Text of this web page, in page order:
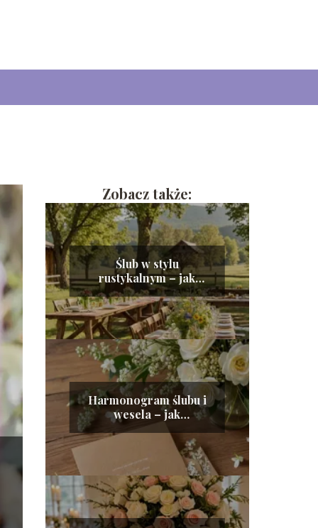
Zobacz także:
Ślub w stylu
rustykalnym – jak
stworzyć romantyczną i
naturalną atmosferę
Harmonogram ślubu i
wesela – jak
zaplanować idealny
dzień krok po kroku